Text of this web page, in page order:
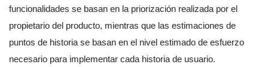
funcionalidades se basan en la priorización realizada por el
propietario del producto, mientras que las estimaciones de
puntos de historia se basan en el nivel estimado de esfuerzo
necesario para implementar cada historia de usuario.